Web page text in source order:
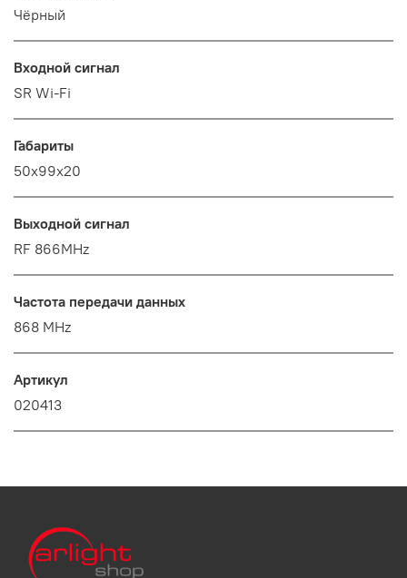
Чёрный
Входной сигнал
SR Wi-Fi
Габариты
50x99x20
Выходной сигнал
RF 866MHz
Частота передачи данных
868 MHz
Артикул
020413